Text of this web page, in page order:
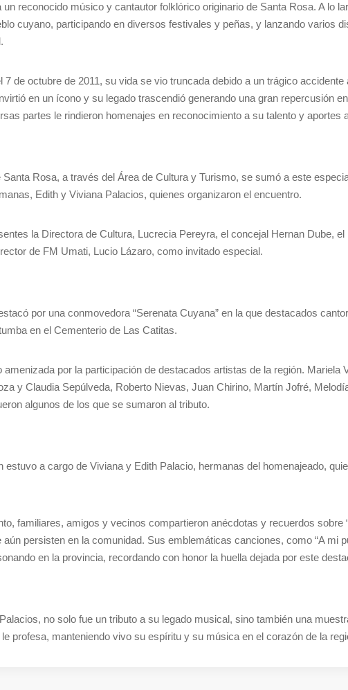
un reconocido músico y cantautor folklórico originario de Santa Rosa. A lo
cuyano, participando en diversos festivales y peñas, y lanzando varios
7 de octubre de 2011, su vida se vio truncada debido a un trágico
en un ícono y su legado trascendió generando una gran repercusión
partes le rindieron homenajes en reconocimiento a su talento y aportes
Santa Rosa, a través del Área de Cultura y Turismo, se sumó a este
Edith y Viviana Palacios, quienes organizaron el encuentro.
la Directora de Cultura, Lucrecia Pereyra, el concejal Hernan Dube,
de FM Umati, Lucio Lázaro, como invitado especial.
por una conmovedora “Serenata Cuyana” en la que destacados
en el Cementerio de Las Catitas.
amenizada por la participación de destacados artistas de la región. Mariela
y Claudia Sepúlveda, Roberto Nievas, Juan Chirino, Martín Jofré,
algunos de los que se sumaron al tributo.
estuvo a cargo de Viviana y Edith Palacio, hermanas del homenajeado,
familiares, amigos y vecinos compartieron anécdotas y recuerdos sobre
persisten en la comunidad. Sus emblemáticas canciones, como “A mi
en la provincia, recordando con honor la huella dejada por este
no solo fue un tributo a su legado musical, sino también una
profesa, manteniendo vivo su espíritu y su música en el corazón de la